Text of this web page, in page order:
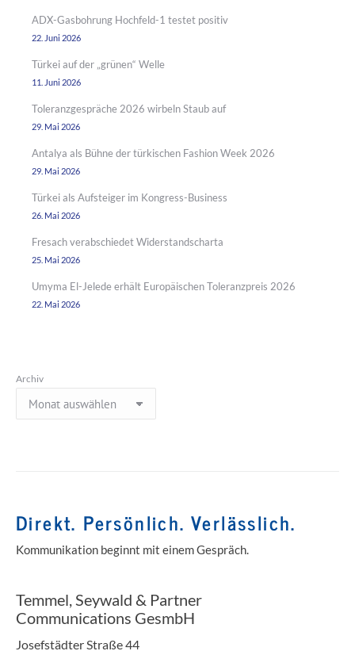
ADX-Gasbohrung Hochfeld-1 testet positiv
22. Juni 2026
Türkei auf der „grünen“ Welle
11. Juni 2026
Toleranzgespräche 2026 wirbeln Staub auf
29. Mai 2026
Antalya als Bühne der türkischen Fashion Week 2026
29. Mai 2026
Türkei als Aufsteiger im Kongress-Business
26. Mai 2026
Fresach verabschiedet Widerstandscharta
25. Mai 2026
Umyma El-Jelede erhält Europäischen Toleranzpreis 2026
22. Mai 2026
Archiv
Direkt. Persönlich. Verlässlich.
Kommunikation beginnt mit einem Gespräch.
Temmel, Seywald & Partner
Communications GesmbH
Josefstädter Straße 44